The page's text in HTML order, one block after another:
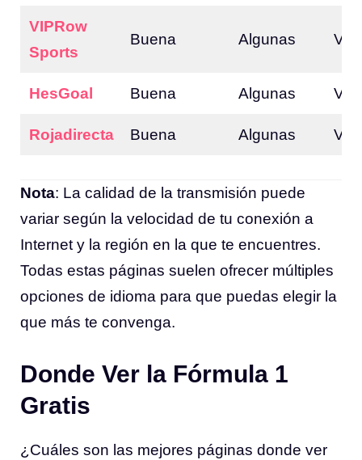
VIPRow
Sports
Buena Algunas
HesGoal Buena Algunas
Rojadirecta Buena Algunas
Nota: La calidad de la transmisión puede
variar según la velocidad de tu conexión a
Internet y la región en la que te encuentres.
Todas estas páginas suelen ofrecer múltiples
opciones de idioma para que puedas elegir la
que más te convenga.
Donde Ver la Fórmula 1
Gratis
¿Cuáles son las mejores páginas donde ver